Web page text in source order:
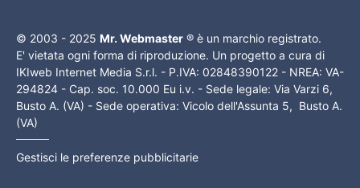
© 2003 - 2025 Mr. Webmaster ® è un marchio registrato.
E' vietata ogni forma di riproduzione. Un progetto a cura di
IKIweb Internet Media S.r.l. - P.IVA: 02848390122 - NREA: VA-
294824 - Cap. soc. 10.000 Eu i.v. - Sede legale: Via Varzi 6,
Busto A. (VA) - Sede operativa: Vicolo dell'Assunta 5, Busto A.
(VA)
Gestisci le preferenze pubblicitarie